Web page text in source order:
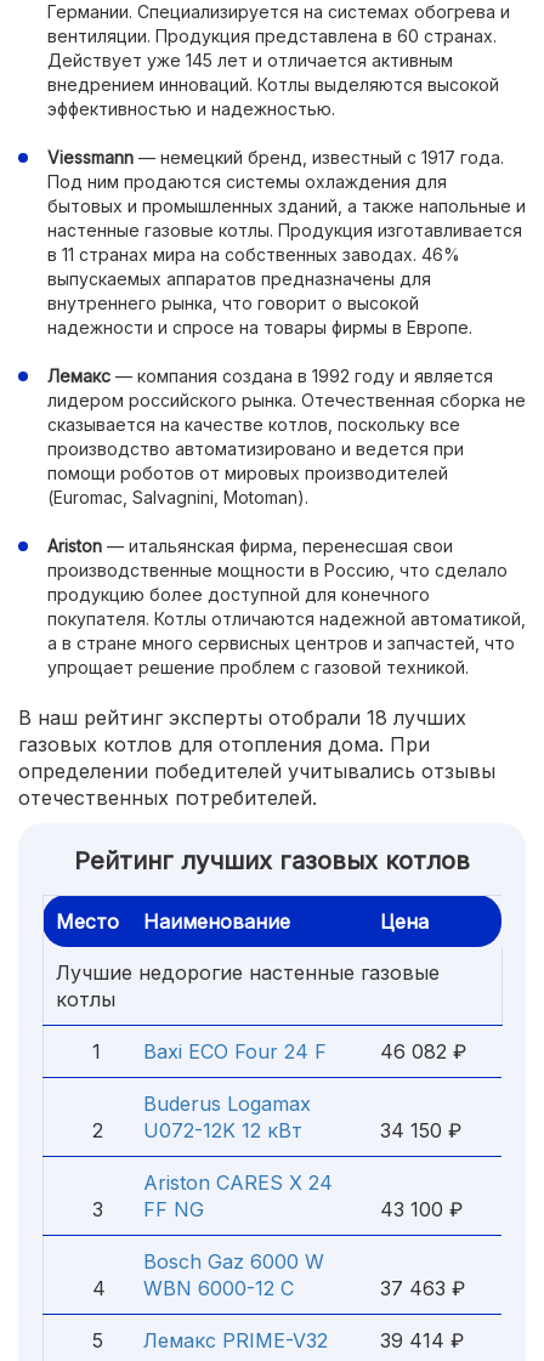
Германии. Специализируется на системах обогрева и
вентиляции. Продукция представлена в 60 странах.
Действует уже 145 лет и отличается активным
внедрением инноваций. Котлы выделяются высокой
эффективностью и надежностью.
Viessmann — немецкий бренд, известный с 1917 года.
Под ним продаются системы охлаждения для
бытовых и промышленных зданий, а также напольные и
настенные газовые котлы. Продукция изготавливается
в 11 странах мира на собственных заводах. 46%
выпускаемых аппаратов предназначены для
внутреннего рынка, что говорит о высокой
надежности и спросе на товары фирмы в Европе.
Лемакс — компания создана в 1992 году и является
лидером российского рынка. Отечественная сборка не
сказывается на качестве котлов, поскольку все
производство автоматизировано и ведется при
помощи роботов от мировых производителей
(Euromac, Salvagnini, Motoman).
Ariston — итальянская фирма, перенесшая свои
производственные мощности в Россию, что сделало
продукцию более доступной для конечного
покупателя. Котлы отличаются надежной автоматикой,
а в стране много сервисных центров и запчастей, что
упрощает решение проблем с газовой техникой.
В наш рейтинг эксперты отобрали 18 лучших
газовых котлов для отопления дома. При
определении победителей учитывались отзывы
отечественных потребителей.
Рейтинг лучших газовых котлов
Место Наименование Цена
Лучшие недорогие настенные газовые
котлы
1 Baxi ECO Four 24 F 46 082 ₽
2
Buderus Logamax
U072-12K 12 кВт
34 150 ₽
3
Ariston CARES X 24
FF NG
43 100 ₽
4
Bosch Gaz 6000 W
WBN 6000-12 C
37 463 ₽
5 Лемакс PRIME-V32 39 414 ₽